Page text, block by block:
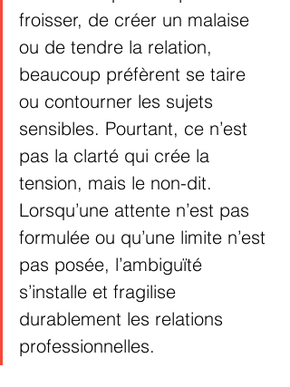
froisser, de créer un malaise
ou de tendre la relation,
beaucoup préfèrent se taire
ou contourner les sujets
sensibles. Pourtant, ce n’est
pas la clarté qui crée la
tension, mais le non-dit.
Lorsqu’une attente n’est pas
formulée ou qu’une limite n’est
pas posée, l’ambiguïté
s’installe et fragilise
durablement les relations
professionnelles.